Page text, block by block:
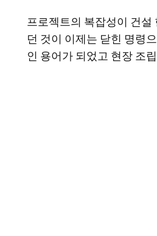
프로젝트의 복잡성이 건설
던 것이 이제는 닫힌 명령
인 용어가 되었고 현장 조